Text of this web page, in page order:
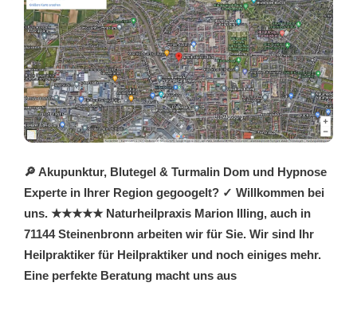
🔎 Akupunktur, Blutegel & Turmalin Dom und Hypnose
Experte in Ihrer Region gegoogelt? ✓ Willkommen bei
uns. ★★★★★ Naturheilpraxis Marion Illing, auch in
71144 Steinenbronn arbeiten wir für Sie. Wir sind Ihr
Heilpraktiker für Heilpraktiker und noch einiges mehr.
Eine perfekte Beratung macht uns aus